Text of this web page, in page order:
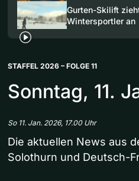
Gurten-Skilift
Wintersportler an
STAFFEL 2026 – FOLGE 11
Sonntag, 11.
So 11. Jan. 2026, 17.00 Uhr
Die aktuellen News aus
Solothurn und Deutsch-